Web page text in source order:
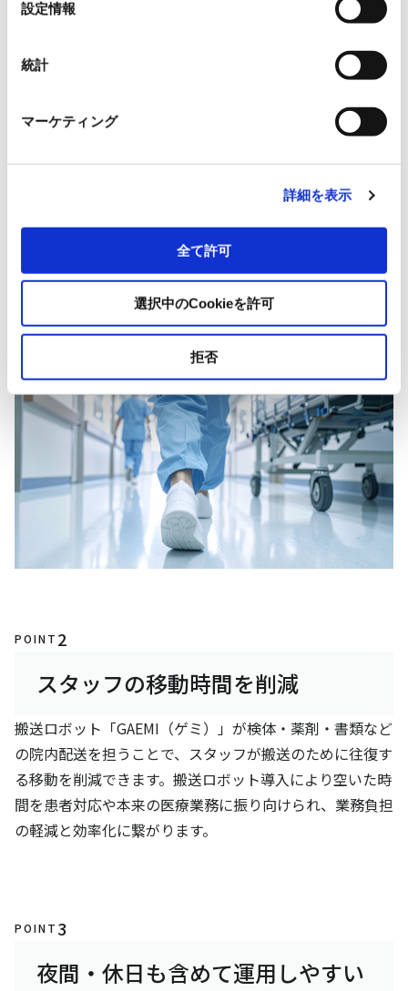
設定情報
統計
マーケティング
詳細を表示
全て許可
選択中のCookieを許可
拒否
POINT 2
スタッフの移動時間を削減
搬送ロボット「GAEMI（ゲミ）」が検体・薬剤・書類など
の院内配送を担うことで、スタッフが搬送のために往復す
る移動を削減できます。搬送ロボット導入により空いた時
間を患者対応や本来の医療業務に振り向けられ、業務負担
の軽減と効率化に繋がります。
POINT 3
夜間・休日も含めて運用しやすい